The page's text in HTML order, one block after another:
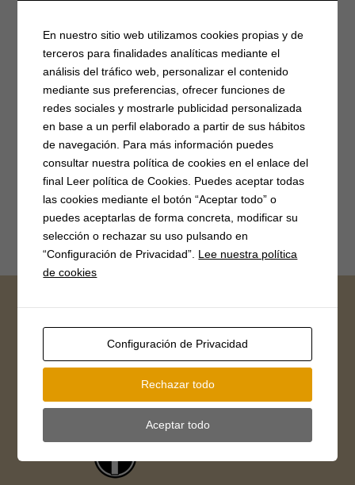
FB Oficina de Turismo
En nuestro sitio web utilizamos cookies propias y de
terceros para finalidades analíticas mediante el
análisis del tráfico web, personalizar el contenido
mediante sus preferencias, ofrecer funciones de
redes sociales y mostrarle publicidad personalizada
en base a un perfil elaborado a partir de sus hábitos
de navegación. Para más información puedes
consultar nuestra política de cookies en el enlace del
final Leer política de Cookies. Puedes aceptar todas
las cookies mediante el botón “Aceptar todo” o
puedes aceptarlas de forma concreta, modificar su
selección o rechazar su uso pulsando en
“Configuración de Privacidad”. Lee nuestra política
de cookies
Configuración de Privacidad
Rechazar todo
Aceptar todo